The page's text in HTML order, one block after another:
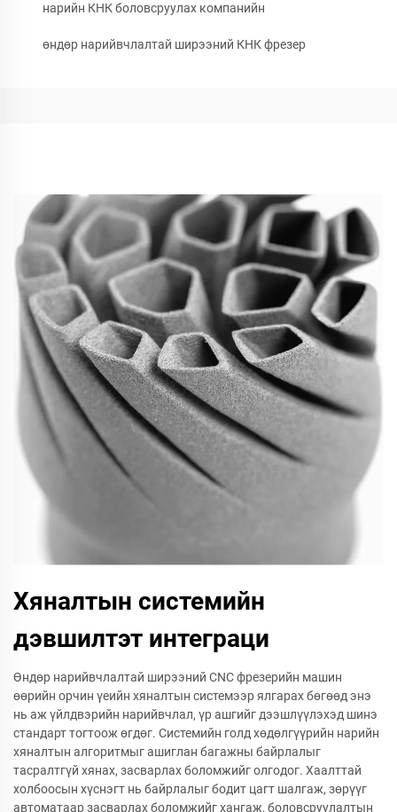
нарийн КНК боловсруулах компанийн
өндөр нарийвчлалтай ширээний КНК фрезер
Хяналтын системийн
дэвшилтэт интеграци
Өндөр нарийвчлалтай ширээний CNC фрезерийн машин
өөрийн орчин үеийн хяналтын системээр ялгарах бөгөөд энэ
нь аж үйлдвэрийн нарийвчлал, үр ашгийг дээшлүүлэхэд шинэ
стандарт тогтоож өгдөг. Системийн голд хөдөлгүүрийн нарийн
хяналтын алгоритмыг ашиглан багажны байрлалыг
тасралтгүй хянах, засварлах боломжийг олгодог. Хаалттай
холбоосын хүснэгт нь байрлалыг бодит цагт шалгаж, зөрүүг
автоматаар засварлах боломжийг хангаж, боловсруулалтын